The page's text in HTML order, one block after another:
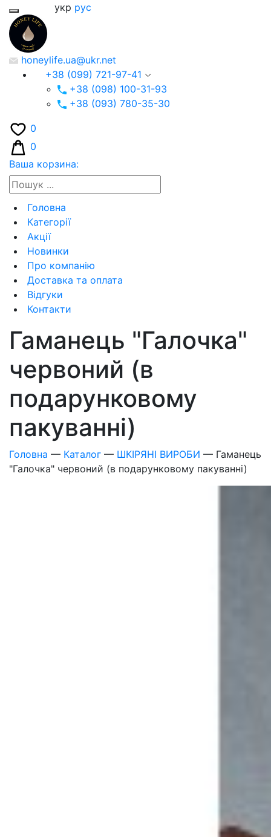
укр рус
honeylife.ua@ukr.net
+38 (099) 721-97-41
+38 (098) 100-31-93
+38 (093) 780-35-30
0
0
Ваша корзина:
Головна
Категорії
Акції
Новинки
Про компанію
Доставка та оплата
Відгуки
Контакти
Гаманець "Галочка"
червоний (в
подарунковому
пакуванні)
Головна — Каталог — ШКІРЯНІ ВИРОБИ — Гаманець
"Галочка" червоний (в подарунковому пакуванні)